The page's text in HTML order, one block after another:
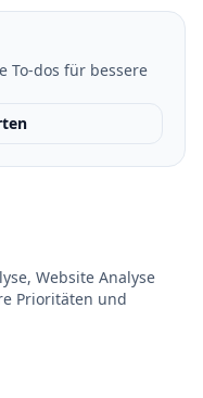
To-dos für bessere
Website Analyse
Prioritäten und